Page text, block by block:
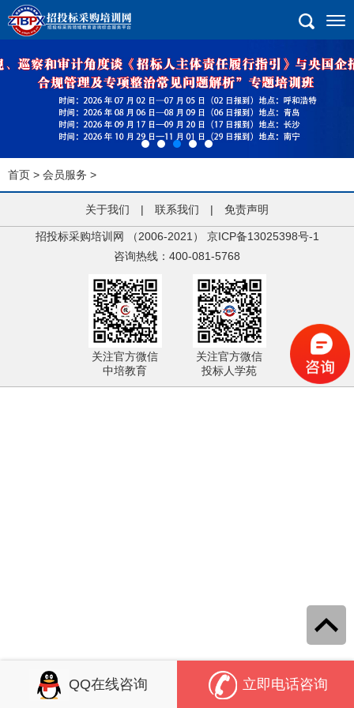
首页 > 会员服务 >
关于我们 | 联系我们 | 免责声明
招投标采购培训网 （2006-2021） 京ICP备13025398号-1
咨询热线：400-081-5768
关注官方微信
中培教育
关注官方微信
投标人学苑
QQ在线咨询 立即电话咨询